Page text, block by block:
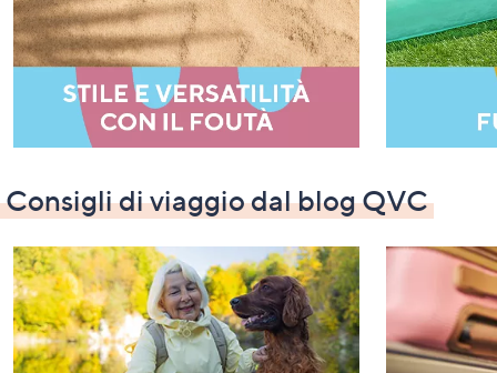
Consigli di viaggio dal blog QVC